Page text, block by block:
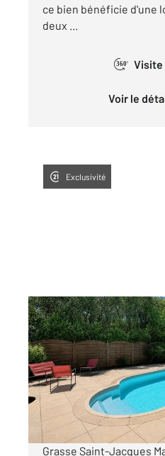
ce bien bénéficie d'une
deux ...
360°
Voir le
Exclusivité
GRASSE 06
97,14 m2, 4 pièces
Ref : 40901
Maison à vendre
490
Visiter le site dédié
Grasse Saint-Jacques